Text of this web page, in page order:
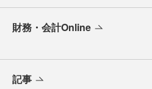
財務・会計Online
記事